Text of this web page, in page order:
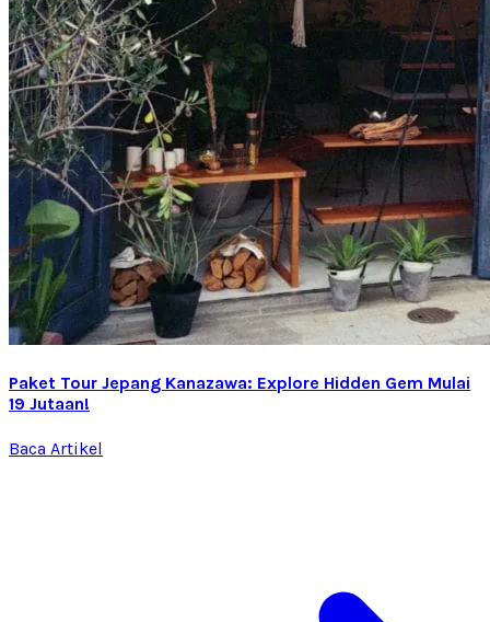
Paket Tour Jepang Kanazawa: Explore Hidden Gem Mulai
19 Jutaan!
Baca Artikel